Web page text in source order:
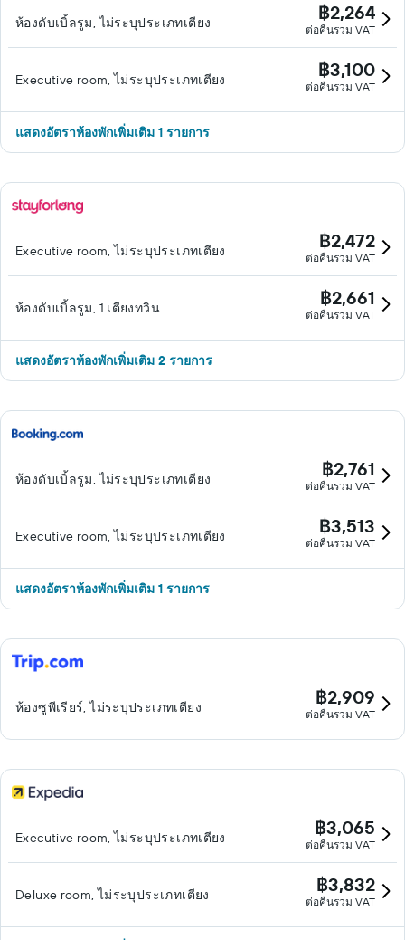
ห้องดับเบิ้ลรูม, ไม่ระบุประเภทเตียง ฿2,264
ต่อคืนรวม VAT
Executive room, ไม่ระบุประเภทเตียง ฿3,100
ต่อคืนรวม VAT
แสดงอัตราห้องพักเพิ่มเติม 1 รายการ
Executive room, ไม่ระบุประเภทเตียง ฿2,472
ต่อคืนรวม VAT
ห้องดับเบิ้ลรูม, 1 เตียงทวิน ฿2,661
ต่อคืนรวม VAT
แสดงอัตราห้องพักเพิ่มเติม 2 รายการ
ห้องดับเบิ้ลรูม, ไม่ระบุประเภทเตียง ฿2,761
ต่อคืนรวม VAT
Executive room, ไม่ระบุประเภทเตียง ฿3,513
ต่อคืนรวม VAT
แสดงอัตราห้องพักเพิ่มเติม 1 รายการ
ห้องซูพีเรียร์, ไม่ระบุประเภทเตียง ฿2,909
ต่อคืนรวม VAT
Executive room, ไม่ระบุประเภทเตียง ฿3,065
ต่อคืนรวม VAT
Deluxe room, ไม่ระบุประเภทเตียง ฿3,832
ต่อคืนรวม VAT